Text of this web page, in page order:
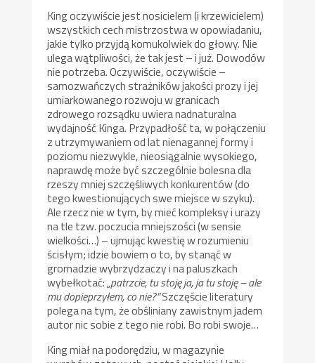
King oczywiście jest nosicielem (i krzewicielem)
wszystkich cech mistrzostwa w opowiadaniu,
jakie tylko przyjdą komukolwiek do głowy. Nie
ulega wątpliwości, że tak jest – i już. Dowodów
nie potrzeba. Oczywiście, oczywiście –
samozwańczych strażników jakości prozy i jej
umiarkowanego rozwoju w granicach
zdrowego rozsądku uwiera nadnaturalna
wydajność Kinga. Przypadłość ta, w połączeniu
z utrzymywaniem od lat nienagannej formy i
poziomu niezwykle, nieosiągalnie wysokiego,
naprawdę może być szczególnie bolesna dla
rzeszy mniej szczęśliwych konkurentów (do
tego kwestionujących swe miejsce w szyku).
Ale rzecz nie w tym, by mieć kompleksy i urazy
na tle tzw. poczucia mniejszości (w sensie
wielkości…) – ujmując kwestię w rozumieniu
ścisłym; idzie bowiem o to, by stanąć w
gromadzie wybrzydzaczy i na paluszkach
wybełkotać:„patrzcie, tu stoję ja, ja tu stoję – ale
mu dopieprzyłem, co nie?”Szczęście literatury
polega na tym, że obśliniany zawistnym jadem
autor nic sobie z tego nie robi. Bo robi swoje…
King miał na podorędziu, w magazynie